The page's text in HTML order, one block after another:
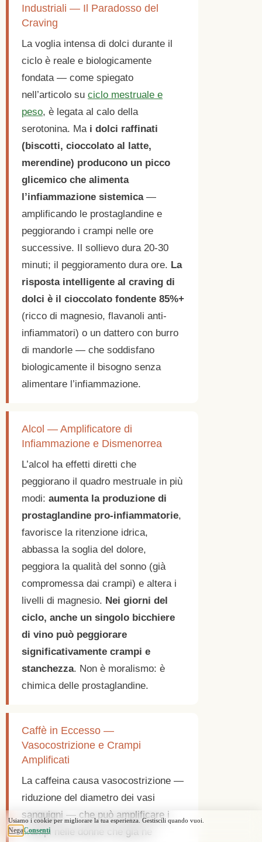
Industriali — Il Paradosso del
Craving
La voglia intensa di dolci durante il
ciclo è reale e biologicamente
fondata — come spiegato
nell’articolo su ciclo mestruale e
peso, è legata al calo della
serotonina. Ma i dolci raffinati
(biscotti, cioccolato al latte,
merendine) producono un picco
glicemico che alimenta
l’infiammazione sistemica—
amplificando le prostaglandine e
peggiorando i crampi nelle ore
successive. Il sollievo dura 20-30
minuti; il peggioramento dura ore. La
risposta intelligente al craving di
dolci è il cioccolato fondente 85%+
(ricco di magnesio, flavanoli anti-
infiammatori) o un dattero con burro
di mandorle — che soddisfano
biologicamente il bisogno senza
alimentare l’infiammazione.
Alcol — Amplificatore di
Infiammazione e Dismenorrea
L’alcol ha effetti diretti che
peggiorano il quadro mestruale in più
modi: aumenta la produzione di
prostaglandine pro-infiammatorie,
favorisce la ritenzione idrica,
abbassa la soglia del dolore,
peggiora la qualità del sonno (già
compromessa dai crampi) e altera i
livelli di magnesio. Nei giorni del
ciclo, anche un singolo bicchiere
di vino può peggiorare
significativamente crampi e
stanchezza. Non è moralismo: è
chimica delle prostaglandine.
Caffè in Eccesso —
Vasocostrizione e Crampi
Amplificati
La caffeina causa vasocostrizione —
riduzione del diametro dei vasi
sanguigni — che può amplificare i
crampi nelle donne che già ne